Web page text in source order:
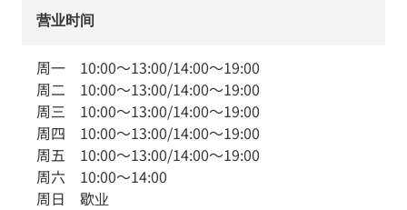
营业时间
周一 10:00～13:00/14:00～19:00
周二 10:00～13:00/14:00～19:00
周三 10:00～13:00/14:00～19:00
周四 10:00～13:00/14:00～19:00
周五 10:00～13:00/14:00～19:00
周六 10:00～14:00
周日 歇业